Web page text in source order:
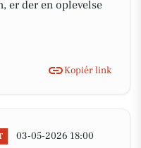
er der en oplevelse
Kopiér link
03-05-2026 18:00